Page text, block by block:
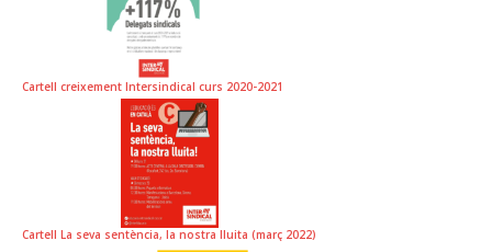
Cartell creixement Intersindical curs 2020-2021
Cartell La seva sentència, la nostra lluita (març 2022)